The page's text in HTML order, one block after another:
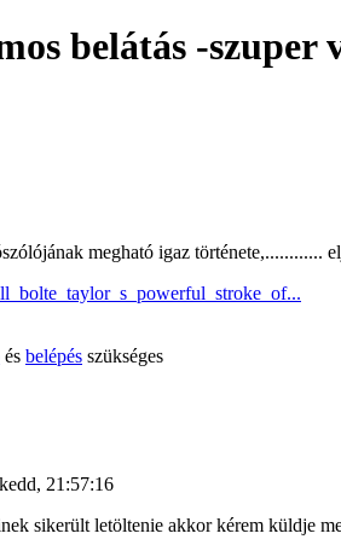
belátás -szuper
megható igaz története,............
és belépés szükséges
21:57:16
sikerült letöltenie akkor kérem küldje